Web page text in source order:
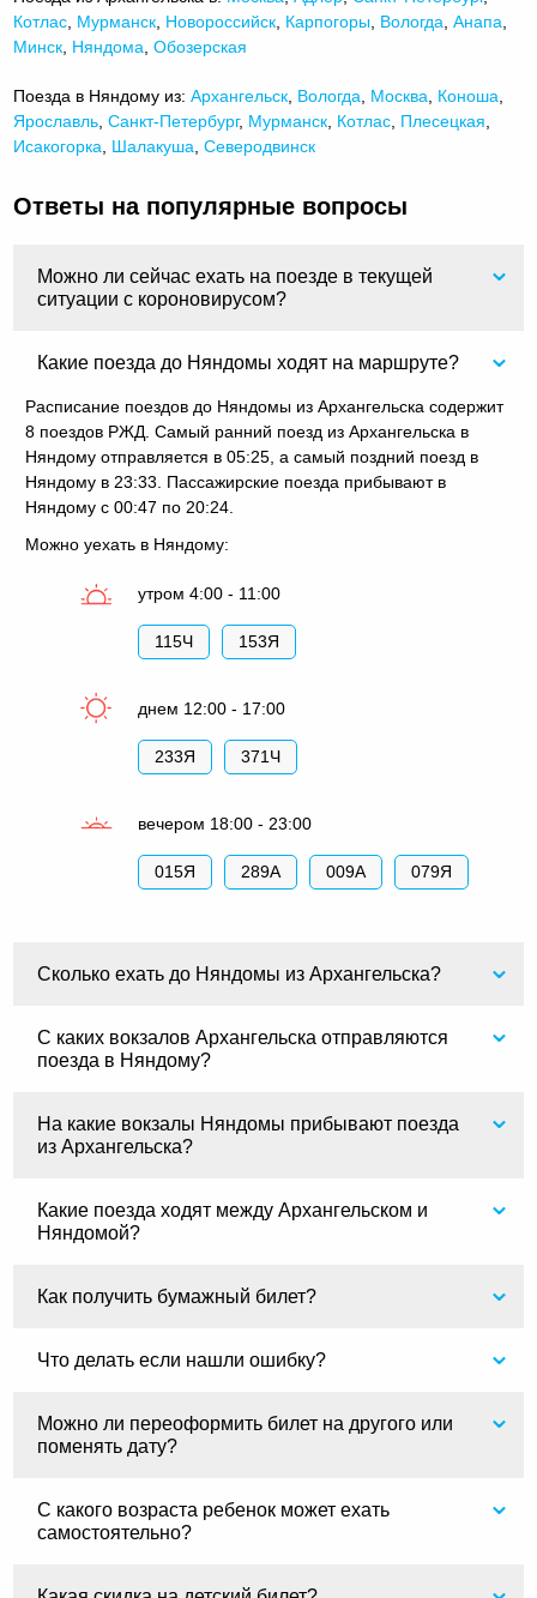
Котлас Мурманск Новороссийск Карпогоры Вологда ,Анапа
Минск Няндома ,Обозерская
Поезда в Няндому из:Архангельск Вологда Москва Коноша
Ярославль ,Санкт-Петербург, Мурманск Котлас Плесецкая
Исакогорка
Шалакуша ,Северодвинск
Ответы на популярные вопросы
Можно ли сейчас ехать на поезде в текущей
ситуации с короновирусом?
Какие поезда до Няндомы ходят на маршруте?
Расписание поездов до Няндомы из Архангельска содержит
8 поездов РЖД. Самый ранний поезд из Архангельска в
Няндому отправляется в 05:25, а самый поздний поезд в
Няндому в 23:33. Пассажирские поезда прибывают в
Няндому с 00:47 по 20:24.
Можно уехать в Няндому:
утром 4:00 - 11:00
115Ч 153Я
днем 12:00 - 17:00
233Я 371Ч
вечером 18:00 - 23:00
015Я 289А 009А 079Я
Сколько ехать до Няндомы из Архангельска?
С каких вокзалов Архангельска отправляются
поезда в Няндому?
На какие вокзалы Няндомы прибывают поезда
из Архангельска?
Какие поезда ходят между Архангельском и
Няндомой?
Как получить бумажный билет?
Что делать если нашли ошибку?
Можно ли переоформить билет на другого или
поменять дату?
С какого возраста ребенок может ехать
самостоятельно?